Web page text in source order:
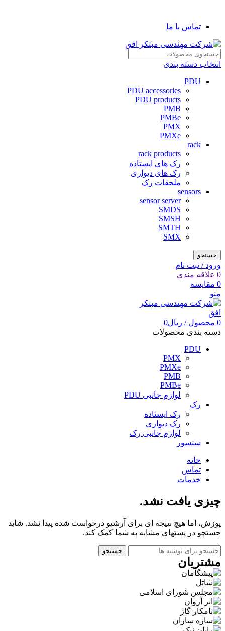
تماس با ما
انتخاب دسته بندی
PDU
PDU accessories
PDU products
PMB
PMBe
PMX
PMXe
rack
rack products
رک های ایستاده
رک های دیواری
ملحقات رک
sensors
sensor server
SMDS
SMSH
SMTH
SMX
جستجو
ورود / ثبت نام
0 علاقه مندی
0 مقایسه
منو
0 محصول / ریال0
دسته بندی محصولات
PDU
PMX
PMXe
PMB
PMBe
لوازم جانبی PDU
رک
رک ایستاده
رک دیواری
لوازم جانبی رک
سنسور
خانه
تماس
خدمات
چیزی یافت نشد.
پوزش، اما هیچ نتیجه ای برای آرشیو درخواست شده پیدا نشد. شاید
جستجو در پستهای مشابه به شما کمک کند.
جستجو
مشتریان